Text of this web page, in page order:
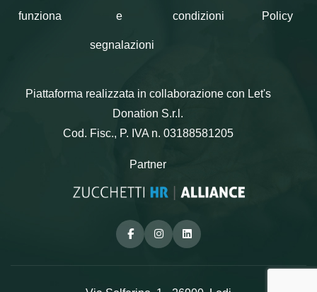
funziona e
segnalazioni
condizioni Policy
Piattaforma realizzata in collaborazione con Let's
Donation S.r.l.
Cod. Fisc., P. IVA n. 03188581205
Partner
FacebookInstagramLinkedin